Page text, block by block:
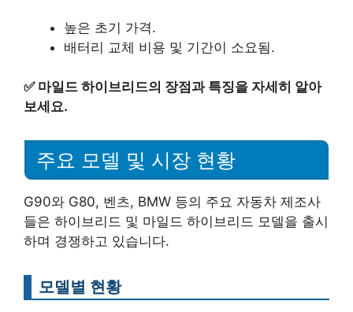
높은 초기 가격.
배터리 교체 비용 및 기간이 소요됨.
✅ 마일드 하이브리드의 장점과 특징을 자세히 알아
보세요.
주요 모델 및 시장 현황
G90와 G80, 벤츠, BMW 등의 주요 자동차 제조사
들은 하이브리드 및 마일드 하이브리드 모델을 출시
하며 경쟁하고 있습니다.
모델별 현황